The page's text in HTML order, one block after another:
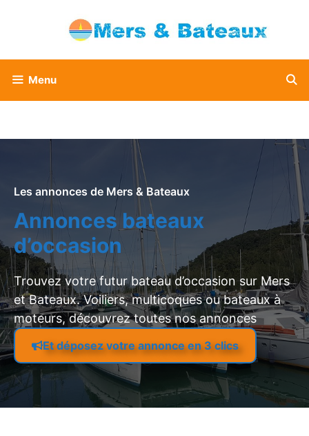
Menu
Les annonces de Mers & Bateaux
Annonces bateaux
d’occasion
Trouvez votre futur bateau d’occasion sur Mers
et Bateaux. Voiliers, multicoques ou bateaux à
moteurs, découvrez toutes nos annonces
Et déposez votre annonce en 3 clics